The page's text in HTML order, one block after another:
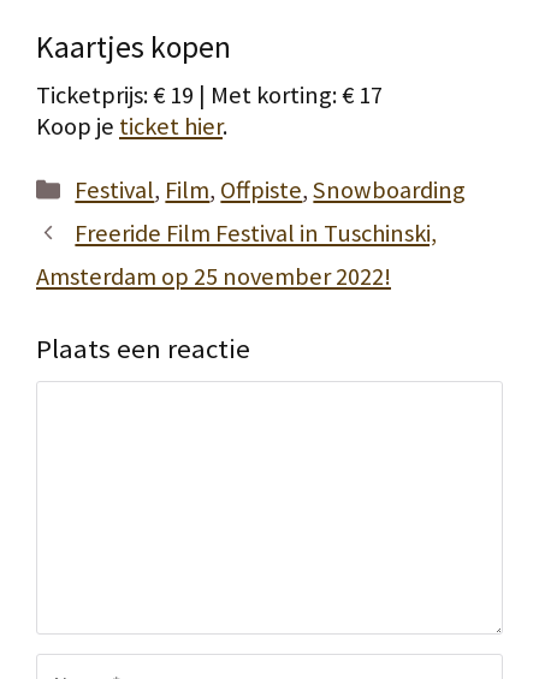
Kaartjes kopen
Ticketprijs: € 19 | Met korting: € 17
Koop je ticket hier.
Categorieën
Festival, Film, Offpiste,Snowboarding
Freeride Film Festival in Tuschinski,
Amsterdam op 25 november 2022!
Plaats een reactie